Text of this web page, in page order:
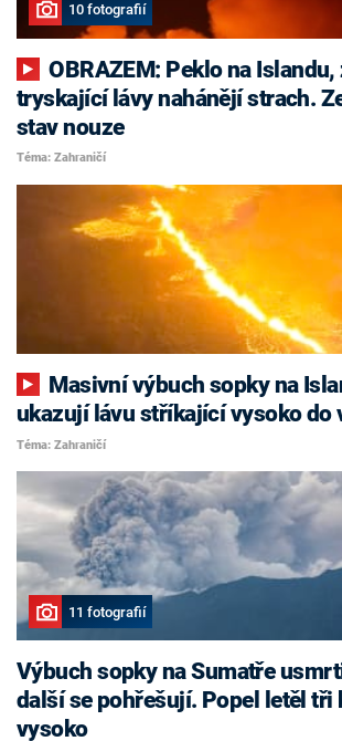
10 fotografií
OBRAZEM: Peklo na Islandu, záběry
tryskající lávy nahánějí strach.
stav nouze
Téma: Zahraničí
ukazují lávu stříkající vysoko do
Téma: Zahraničí
11 fotografií
Výbuch sopky na Sumatře
další se pohřešují. Popel letěl tři
vysoko